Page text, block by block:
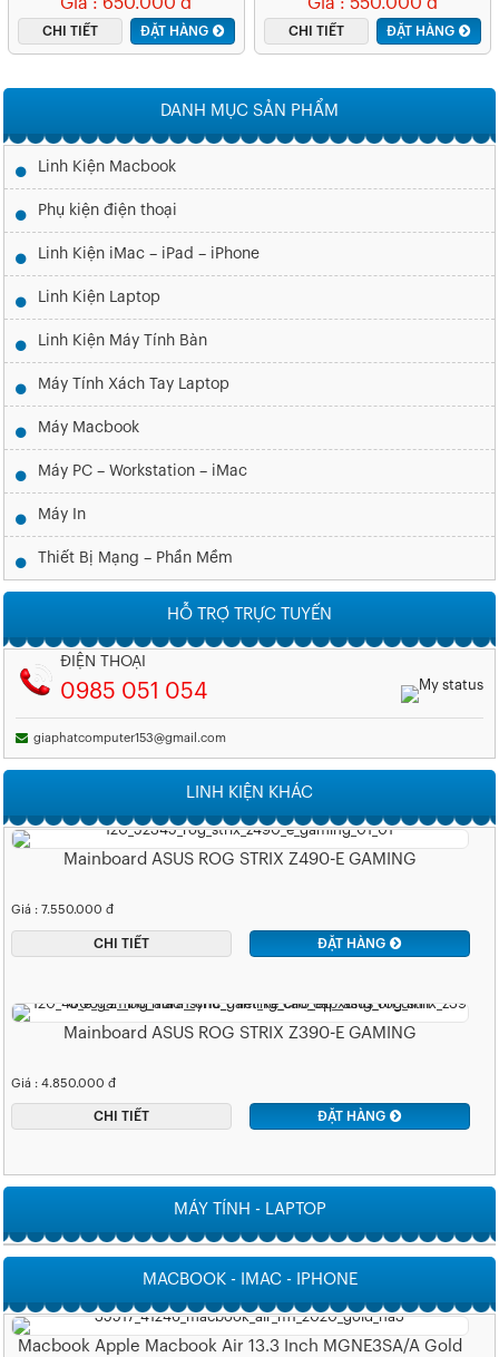
CHI TIẾT ĐẶT HÀNG CHI TIẾT ĐẶT HÀNG
DANH MỤC SẢN PHẨM
Linh Kiện Macbook
Phụ kiện điện thoại
Linh Kiện iMac – iPad – iPhone
Linh Kiện Laptop
Linh Kiện Máy Tính Bàn
Máy Tính Xách Tay Laptop
Máy Macbook
Máy PC – Workstation – iMac
Máy In
Thiết Bị Mạng – Phần Mềm
HỖ TRỢ TRỰC TUYẾN
ĐIỆN THOẠI
0985 051 054
giaphatcomputer153@gmail.com
LINH KIỆN KHÁC
Mainboard ASUS ROG STRIX Z490-E GAMING
Giá : 7.550.000 đ
CHI TIẾT ĐẶT HÀNG
Mainboard ASUS ROG STRIX Z390-E GAMING
Giá : 4.850.000 đ
CHI TIẾT ĐẶT HÀNG
MÁY TÍNH - LAPTOP
MACBOOK - IMAC - IPHONE
Macbook Apple Macbook Air 13.3 Inch MGNE3SA/A Gold